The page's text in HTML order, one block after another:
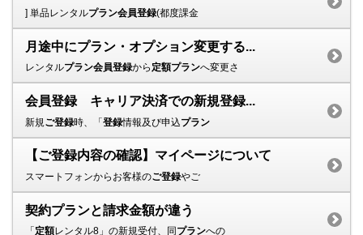
] 単品レンタルプラン会員登録(都度課金
月途中にプラン・オプション変更する...
レンタルプラン会員登録から 定額プランへ変更さ
会員登録 キャリア決済での新規登録...
新規 ご登録時、「登録情報及び申込プラン
【ご登録内容の確認】マイページについて
スマートフォンからお客様のご登録やご
契約プランと請求金額が違う
「 定額レンタル8」の新規受付、同 プランへの